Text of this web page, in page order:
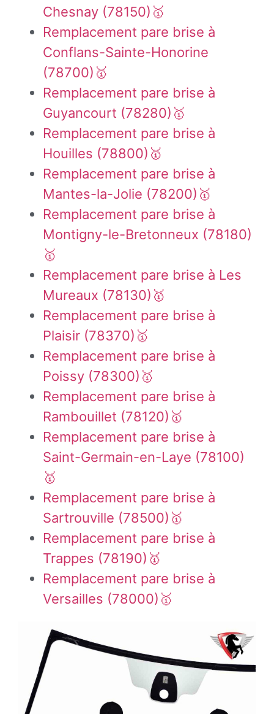
Chesnay (78150)🥇
Remplacement pare brise à
Conflans-Sainte-Honorine
(78700)🥇
Remplacement pare brise à
Guyancourt (78280)🥇
Remplacement pare brise à
Houilles (78800)🥇
Remplacement pare brise à
Mantes-la-Jolie (78200)🥇
Remplacement pare brise à
Montigny-le-Bretonneux (78180)
🥇
Remplacement pare brise à Les
Mureaux (78130)🥇
Remplacement pare brise à
Plaisir (78370)🥇
Remplacement pare brise à
Poissy (78300)🥇
Remplacement pare brise à
Rambouillet (78120)🥇
Remplacement pare brise à
Saint-Germain-en-Laye (78100)
🥇
Remplacement pare brise à
Sartrouville (78500)🥇
Remplacement pare brise à
Trappes (78190)🥇
Remplacement pare brise à
Versailles (78000)🥇